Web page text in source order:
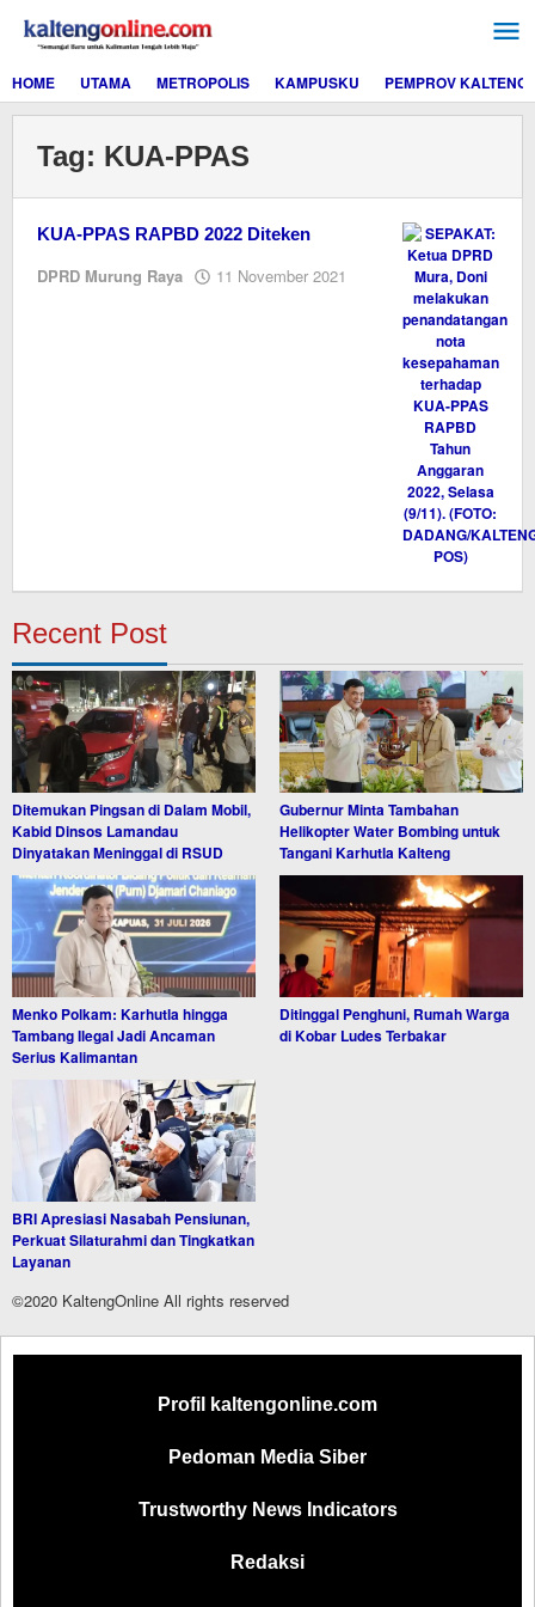
konten
HOME
UTAMA METROPOLIS KAMPUSKU PEMPROV KALTENG
Tag: KUA-PPAS
KUA-PPAS RAPBD 2022 Diteken
DPRD Murung Raya 11 November 2021
Recent Post
Ditemukan Pingsan di Dalam Mobil,
Kabid Dinsos Lamandau
Dinyatakan Meninggal di RSUD
Gubernur Minta Tambahan
Helikopter Water Bombing untuk
Tangani Karhutla Kalteng
Menko Polkam: Karhutla hingga
Tambang Ilegal Jadi Ancaman
Serius Kalimantan
Ditinggal Penghuni, Rumah Warga
di Kobar Ludes Terbakar
BRI Apresiasi Nasabah Pensiunan,
Perkuat Silaturahmi dan Tingkatkan
Layanan
©2020 KaltengOnline All rights reserved
Profil kaltengonline.com
Pedoman Media Siber
Trustworthy News Indicators
Redaksi